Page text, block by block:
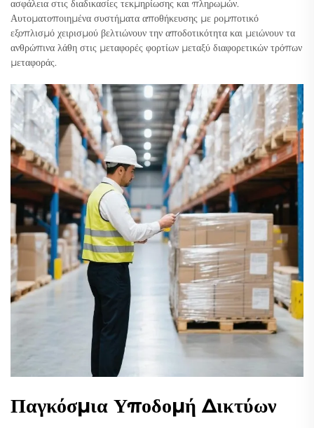
ασφάλεια στις διαδικασίες τεκμηρίωσης και πληρωμών.
Αυτοματοποιημένα συστήματα αποθήκευσης με ρομποτικό
εξοπλισμό χειρισμού βελτιώνουν την αποδοτικότητα και μειώνουν τα
ανθρώπινα λάθη στις μεταφορές φορτίων μεταξύ διαφορετικών τρόπων
μεταφοράς.
Παγκόσμια Υποδομή Δικτύων